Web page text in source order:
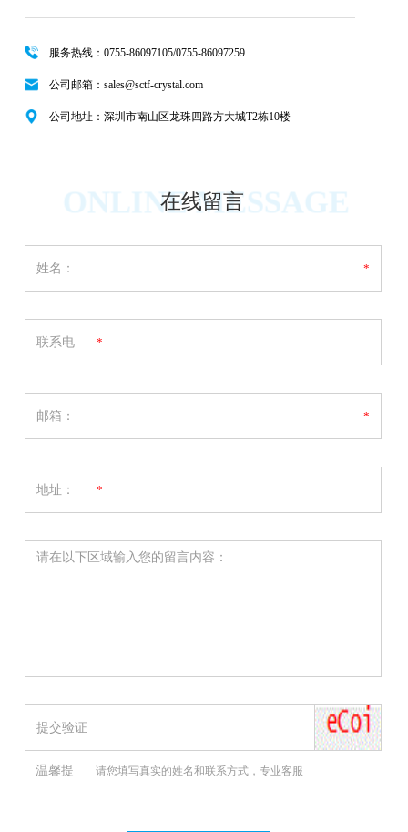
服务热线：0755-86097105/0755-86097259
公司邮箱：sales@sctf-crystal.com
公司地址：深圳市南山区龙珠四路方大城T2栋10楼
ONLINE MESSAGE
在线留言
姓名： *
联系电 *
邮箱： *
地址： *
请在以下区域输入您的留言内容：
提交验证
码：
温馨提 请您填写真实的姓名和联系方式，专业客服